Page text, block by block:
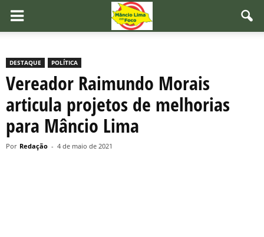
DESTAQUE POLÍTICA
Vereador Raimundo Morais
articula projetos de melhorias
para Mâncio Lima
Por Redação - 4 de maio de 2021